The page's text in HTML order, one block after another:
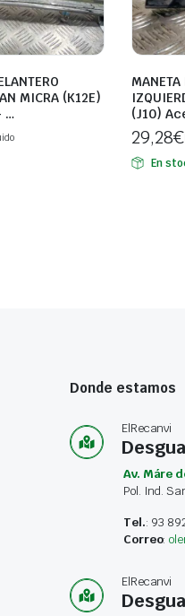
MICRA (K12E)
…
MANETA
(J10)
29,28€
En
Donde estamos
ElRecanvi
Av. Máre
Pol. Ind.
Tel.: 93
Correo:
ElRecanvi